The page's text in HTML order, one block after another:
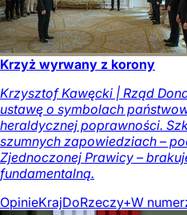
Krzyż wyrwany z korony
Krzysztof Kawęcki | Rząd
ustawę o symbolach
heraldycznej poprawności.
szumnych zapowiedziach –
Zjednoczonej Prawicy –
fundamentalną.
OpinieKrajDoRzeczy+W